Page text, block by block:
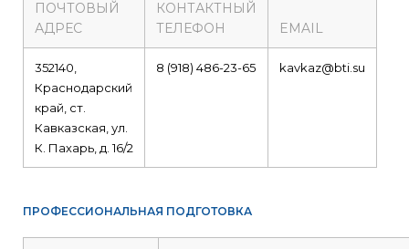
ПОЧТОВЫЙ
АДРЕС
КОНТАКТНЫЙ
ТЕЛЕФОН
EMAIL
352140,
Краснодарский
край, ст.
Кавказская, ул.
К. Пахарь, д. 16/2
8 (918) 486-23-65 kavkaz@bti.su
ПРОФЕССИОНАЛЬНАЯ ПОДГОТОВКА